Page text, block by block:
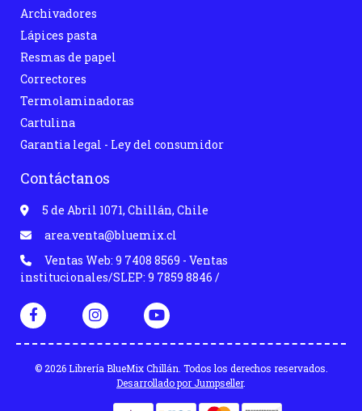
Archivadores
Lápices pasta
Resmas de papel
Correctores
Termolaminadoras
Cartulina
Garantia legal - Ley del consumidor
Contáctanos
5 de Abril 1071, Chillán, Chile
area.venta@bluemix.cl
Ventas Web: 9 7408 8569 - Ventas
institucionales/SLEP: 9 7859 8846 /
© 2026 Librería BlueMix Chillán. Todos los derechos reservados.
Desarrollado por Jumpseller.